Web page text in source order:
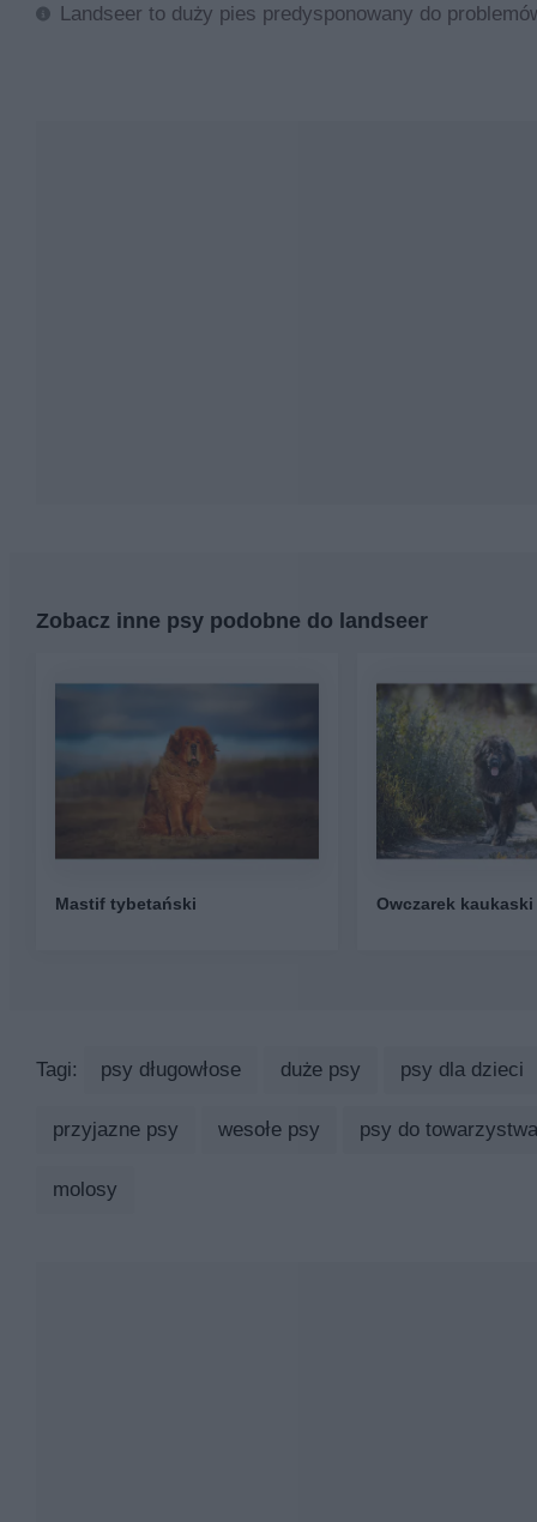
Landseer to duży pies predysponowany do
Zobacz inne psy podobne do landseer
Mastif tybetański Owczarek kaukaski
Tagi: psy długowłose duże psy psy dla dzieci
przyjazne psy wesołe psy psy do towarzystwa
molosy